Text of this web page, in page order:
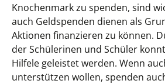
Knochenmark zu spenden, sind
auch Geldspenden dienen als
Aktionen finanzieren zu können.
der Schülerinen und Schüler
Hilfele geleistet werden. Wenn
unterstützen wollen, spenden